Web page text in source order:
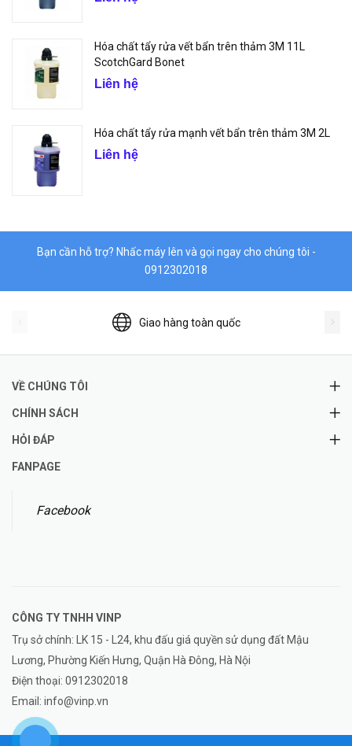
Hóa chất tẩy rửa vết bẩn trên thảm 3M 11L
ScotchGard Bonet
Liên hệ
Hóa chất tẩy rửa mạnh vết bẩn trên thảm 3M 2L
Liên hệ
Bạn cần hỗ trợ? Nhấc máy lên và gọi ngay cho chúng tôi -
0912302018
Giao hàng toàn quốc
VỀ CHÚNG TÔI
CHÍNH SÁCH
HỎI ĐÁP
FANPAGE
Facebook
CÔNG TY TNHH VINP
Trụ sở chính: LK 15 - L24, khu đấu giá quyền sử dụng đất Mậu
Lương, Phường Kiến Hưng, Quận Hà Đông, Hà Nội
Điện thoại: 0912302018
Email: info@vinp.vn